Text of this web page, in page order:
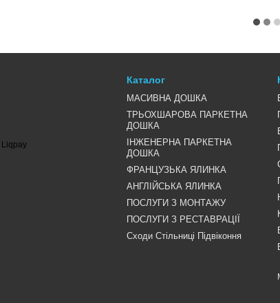
Каталог
МАСИВНА ДОШКА
ТРЬОХШАРОВА ПАРКЕТНА
ДОШКА
ІНЖЕНЕРНА ПАРКЕТНА
ДОШКА
ФРАНЦУЗЬКА ЯЛИНКА
АНГЛІЙСЬКА ЯЛИНКА
ПОСЛУГИ З МОНТАЖУ
ПОСЛУГИ З РЕСТАВРАЦІЇ
Сходи Стільниці Підвіконня